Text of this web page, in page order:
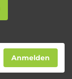
Anmelden